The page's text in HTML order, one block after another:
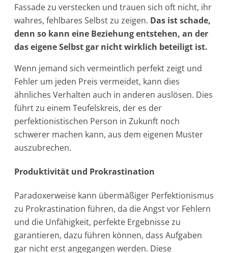
Fassade zu verstecken und trauen sich oft nicht, ihr
wahres, fehlbares Selbst zu zeigen. Das ist schade,
denn so kann eine Beziehung entstehen, an der
das eigene Selbst gar nicht wirklich beteiligt ist.
Wenn jemand sich vermeintlich perfekt zeigt und
Fehler um jeden Preis vermeidet, kann dies
ähnliches Verhalten auch in anderen auslösen. Dies
führt zu einem Teufelskreis, der es der
perfektionistischen Person in Zukunft noch
schwerer machen kann, aus dem eigenen Muster
auszubrechen.
Produktivität und Prokrastination
Paradoxerweise kann übermäßiger Perfektionismus
zu Prokrastination führen, da die Angst vor Fehlern
und die Unfähigkeit, perfekte Ergebnisse zu
garantieren, dazu führen können, dass Aufgaben
gar nicht erst angegangen werden. Diese